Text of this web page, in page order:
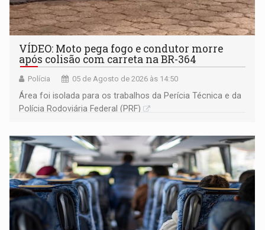
VÍDEO: Moto pega fogo e condutor morre
após colisão com carreta na BR-364
Polícia 05 de Agosto de 2026 às 14:50
Área foi isolada para os trabalhos da Perícia Técnica e da
Polícia Rodoviária Federal (PRF)